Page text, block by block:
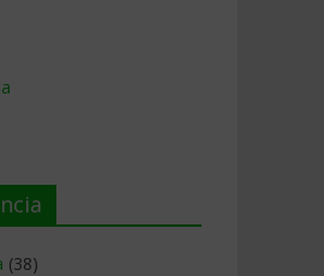
(38)